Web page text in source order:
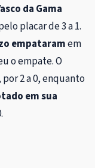
da Gama
placar de 3 a 1.
empataramem
o empate. O
por 2 a 0, enquanto
em sua